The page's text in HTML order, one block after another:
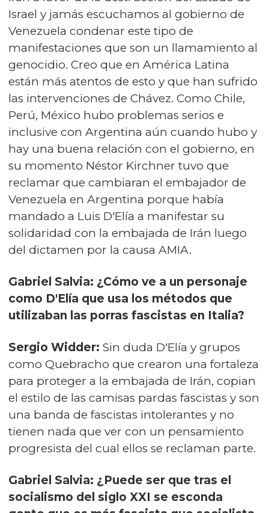
Israel y jamás escuchamos al gobierno de
Venezuela condenar este tipo de
manifestaciones que son un llamamiento al
genocidio. Creo que en América Latina
están más atentos de esto y que han sufrido
las intervenciones de Chávez. Como Chile,
Perú, México hubo problemas serios e
inclusive con Argentina aún cuando hubo y
hay una buena relación con el gobierno, en
su momento Néstor Kirchner tuvo que
reclamar que cambiaran el embajador de
Venezuela en Argentina porque había
mandado a Luis D'Elía a manifestar su
solidaridad con la embajada de Irán luego
del dictamen por la causa AMIA.
Gabriel Salvia: ¿Cómo ve a un personaje
como D'Elía que usa los métodos que
utilizaban las porras fascistas en Italia?
Sergio Widder: Sin duda D'Elía y grupos
como Quebracho que crearon una fortaleza
para proteger a la embajada de Irán, copian
el estilo de las camisas pardas fascistas y son
una banda de fascistas intolerantes y no
tienen nada que ver con un pensamiento
progresista del cual ellos se reclaman parte.
Gabriel Salvia: ¿Puede ser que tras el
socialismo del siglo XXI se esconda